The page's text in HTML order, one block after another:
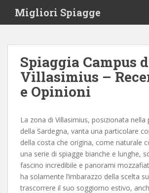
i
Migliori Spiagge
Spiaggia Campus
Villasimius –
e Opinioni
La zona di Villasimius, posizionata nella
della Sardegna, vanta una particolare
della costa che origina, come naturale
una serie di spiagge bianche e lunghe,
fascino incredibile e panorami
ha solamente l’imbarazzo della scelta
trascorrere il suo soggiorno estivo,